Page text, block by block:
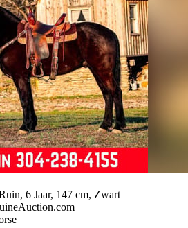
6 Jaar, 147 cm, Zwart